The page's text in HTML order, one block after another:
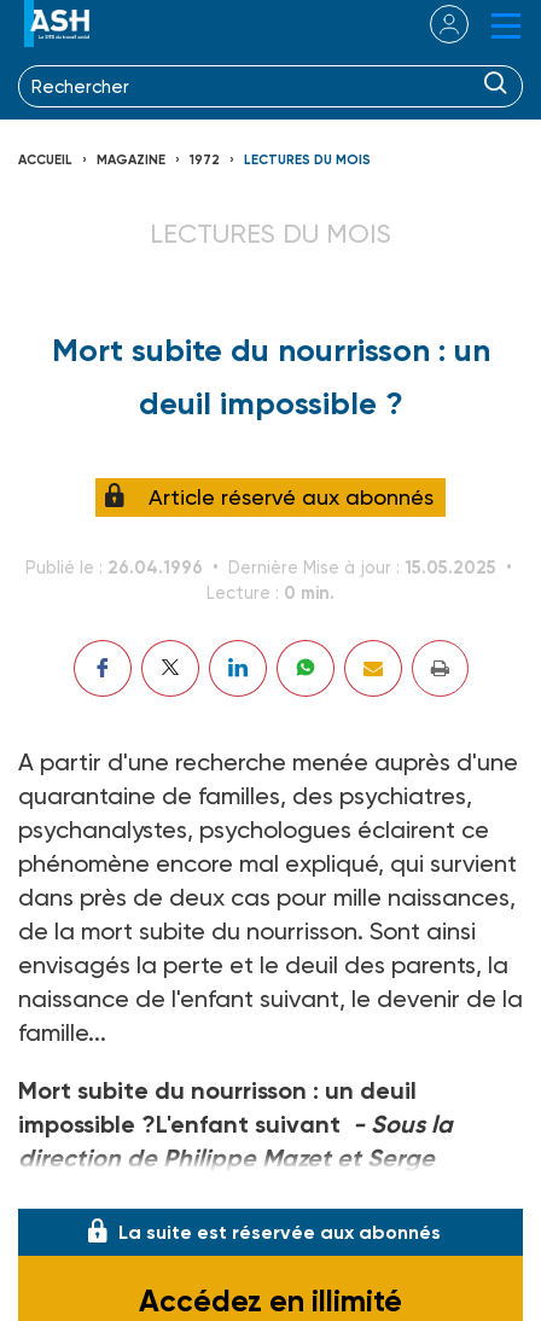
ACCUEIL MAGAZINE 1972 LECTURES DU MOIS
LECTURES DU MOIS
Mort subite du nourrisson : un
deuil impossible ?
Article réservé aux abonnés
Publié le : 26.04.1996 Dernière Mise à jour : 15.05.2025
Lecture : 0 min.
A partir d'une recherche menée auprès d'une
quarantaine de familles, des psychiatres,
psychanalystes, psychologues éclairent ce
phénomène encore mal expliqué, qui survient
dans près de deux cas pour mille naissances,
de la mort subite du nourrisson. Sont ainsi
envisagés la perte et le deuil des parents, la
naissance de l'enfant suivant, le devenir de la
famille...
Mort subite du nourrisson : un deuil
impossible ?L'enfant suivant - Sous la
direction de Philippe Mazet et Serge
La suite est réservée aux abonnés
Accédez en illimité